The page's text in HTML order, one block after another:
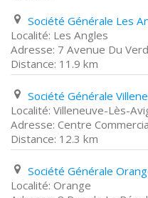
Les Angles
7 Avenue Du
11.9 km
Villeneuve-Lès-
Centre
12.3 km
Orange